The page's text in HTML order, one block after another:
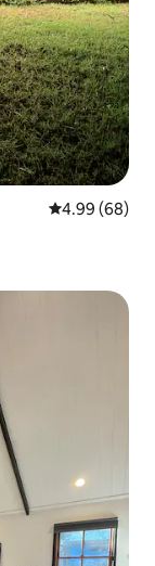
Calificación
4.99 (68)